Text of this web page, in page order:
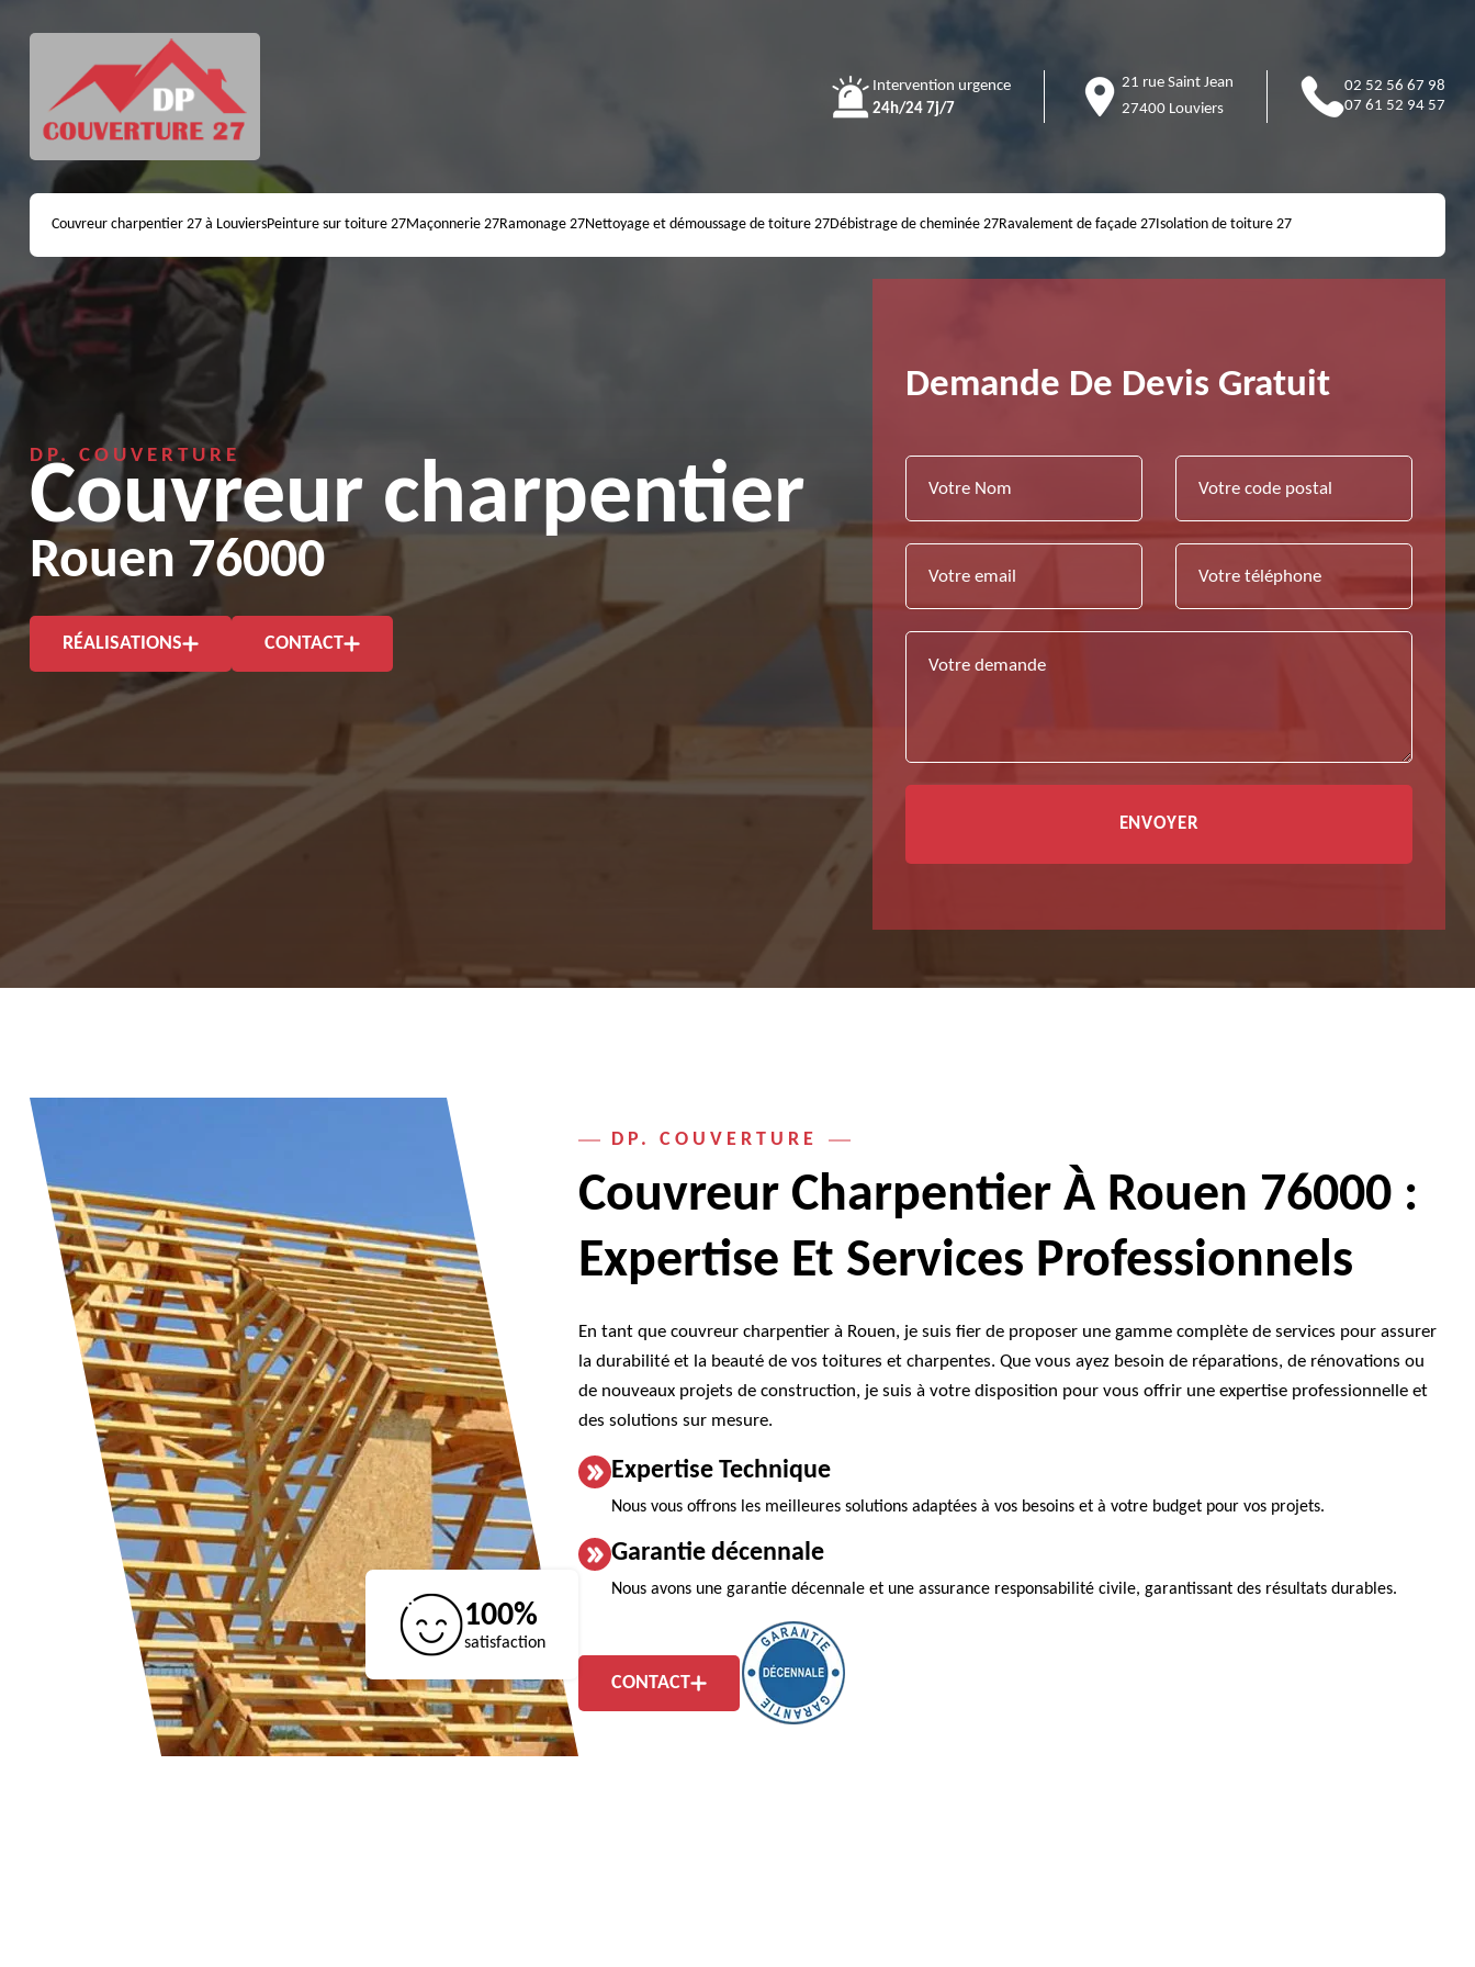
Intervention urgence
24h/24 7j/7
21 rue Saint Jean
27400 Louviers
02 52 56 67 98
07 61 52 94 57
Couvreur charpentier 27 à LouviersPeinture sur toiture 27Maçonnerie 27Ramonage 27Nettoyage et démoussage de toiture 27Débistrage de cheminée 27Ravalement de façade 27Isolation de toiture 27
DP. COUVERTURE
Couvreur charpentier
Rouen 76000
RÉALISATIONS CONTACT
Demande De Devis Gratuit
100%
satisfaction
DP. COUVERTURE
Couvreur Charpentier À Rouen 76000 :
Expertise Et Services Professionnels
En tant que couvreur charpentier à Rouen, je suis fier de proposer une gamme complète de services pour assurer
la durabilité et la beauté de vos toitures et charpentes. Que vous ayez besoin de réparations, de rénovations ou
de nouveaux projets de construction, je suis à votre disposition pour vous offrir une expertise professionnelle et
des solutions sur mesure.
Expertise Technique
Nous vous offrons les meilleures solutions adaptées à vos besoins et à votre budget pour vos projets.
Garantie décennale
Nous avons une garantie décennale et une assurance responsabilité civile, garantissant des résultats durables.
CONTACT